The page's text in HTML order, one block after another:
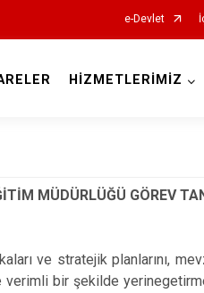
e-Devlet
HİZMETLERİMİZ
MÜDÜRLÜĞÜ GÖREV
ve stratejik planlarını,
bir şekilde